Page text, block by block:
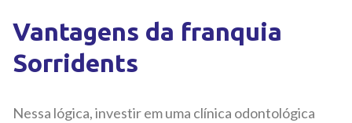
Vantagens da franquia
Sorridents
Nessa lógica, investir em uma clínica odontológica